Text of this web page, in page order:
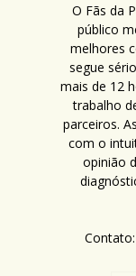
O Fãs da
público
melhores
segue
mais de 12
trabalho
parceiros.
com o
opinião
Contato: